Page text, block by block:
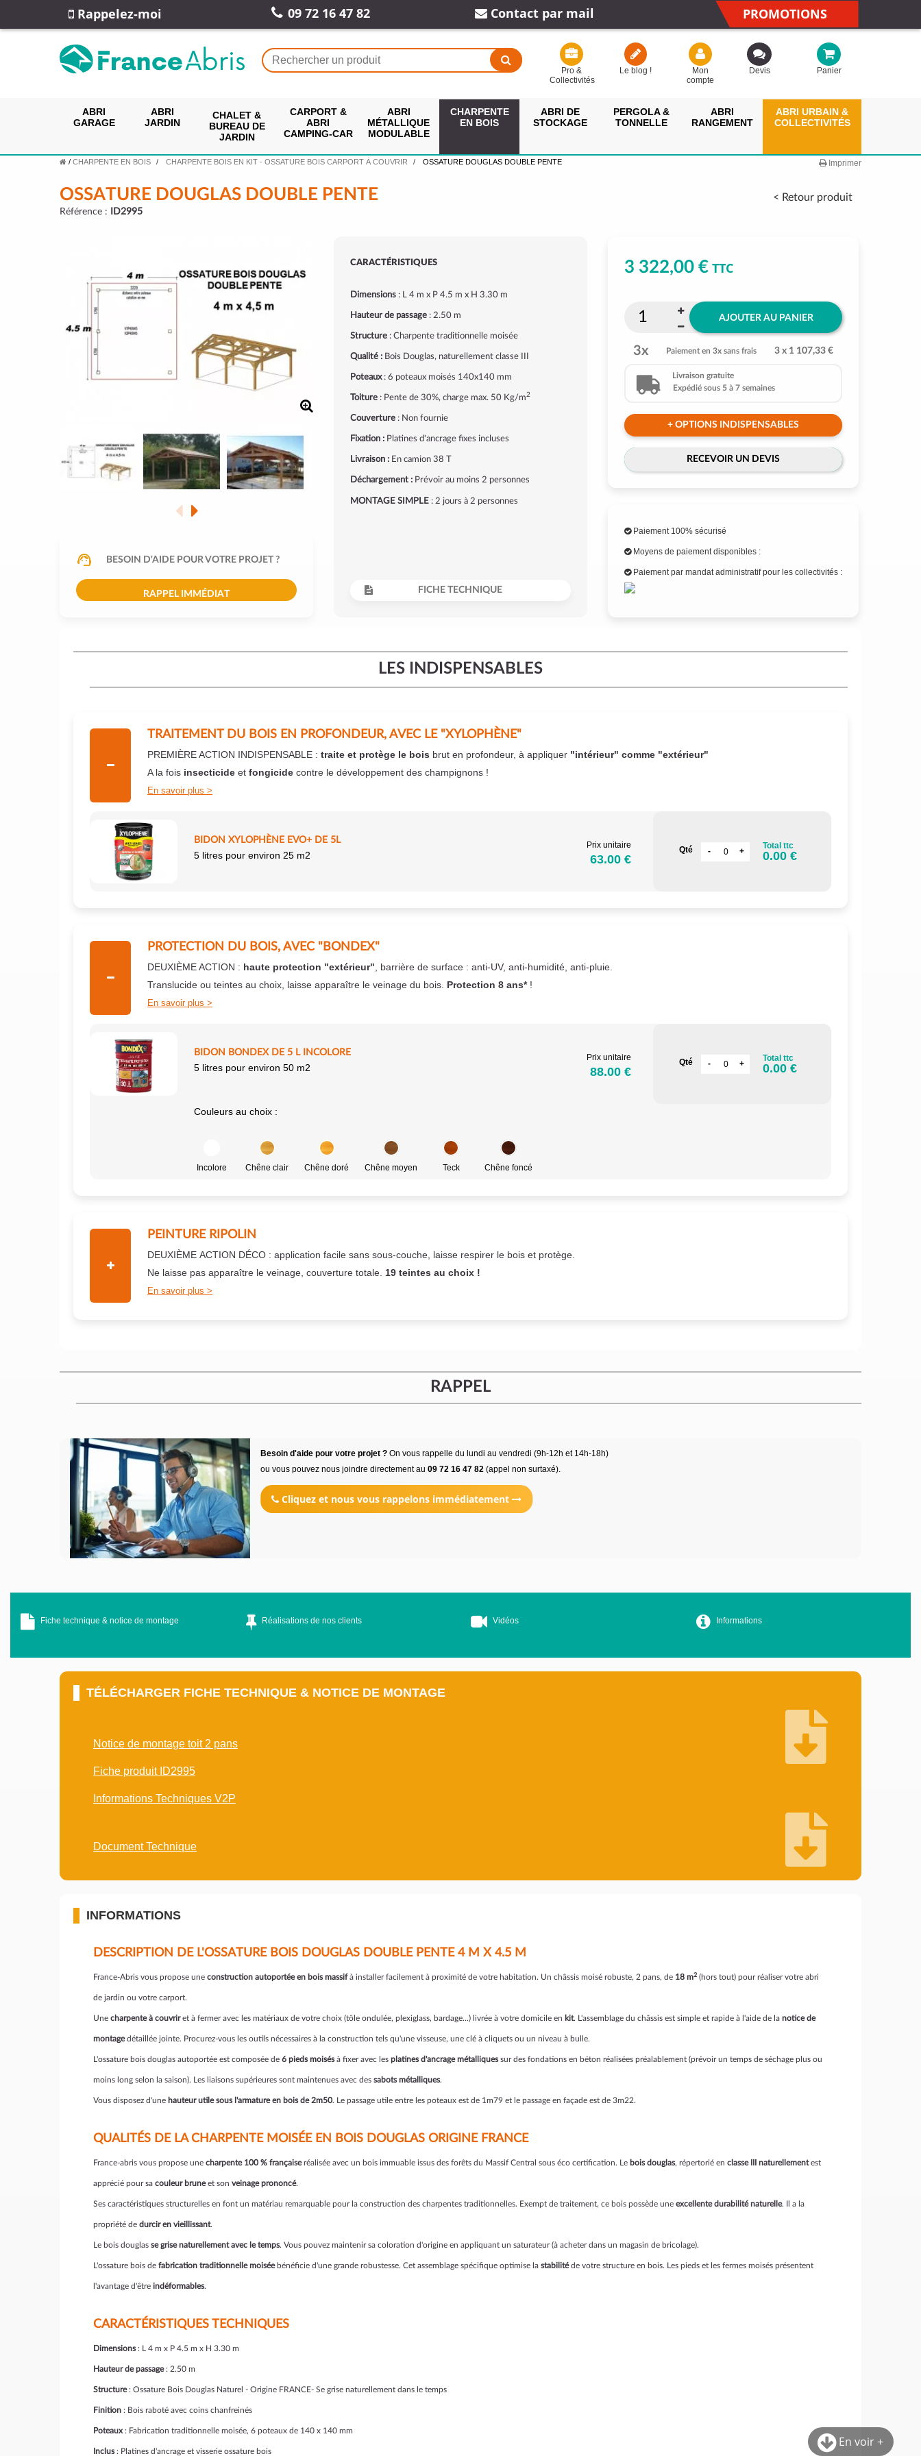
Rappelez-moi 09 72 16 47 82 Contact par mail PROMOTIONS
Pro &
Collectivités
Le blog !
Mon
compte
Devis Panier
ABRI
GARAGE
ABRI
JARDIN
CHALET &
BUREAU DE
JARDIN
CARPORT &
ABRI
CAMPING-CAR
ABRI
MÉTALLIQUE
MODULABLE
CHARPENTE
EN BOIS
ABRI DE
STOCKAGE
PERGOLA &
TONNELLE
ABRI
RANGEMENT
ABRI URBAIN &
COLLECTIVITÉS
/ CHARPENTE EN BOIS CHARPENTE BOIS EN KIT - OSSATURE BOIS CARPORT À COUVRIR OSSATURE DOUGLAS DOUBLE PENTE Imprimer
< Retour produit
OSSATURE DOUGLAS DOUBLE PENTE
Référence : ID2995
BESOIN D'AIDE POUR VOTRE PROJET ?
RAPPEL IMMÉDIAT
CARACTÉRISTIQUES
Dimensions: L 4 m x P 4.5 m x H 3.30 m
Hauteur de passage: 2.50 m
Structure: Charpente traditionnelle moisée
Qualité :Bois Douglas, naturellement classe III
Poteaux: 6 poteaux moisés 140x140 mm
Toiture: Pente de 30%, charge max. 50 Kg/m2
Couverture: Non fournie
Fixation :Platines d'ancrage fixes incluses
Livraison : En camion 38 T
Déchargement : Prévoir au moins 2 personnes
MONTAGE SIMPLE: 2 jours à 2 personnes
FICHE TECHNIQUE
3 322,00 €TTC
AJOUTER AU PANIER
3x Paiement en 3x sans frais 3 x 1 107,33 €
Livraison gratuite
Expédié sous 5 à 7 semaines
+ OPTIONS INDISPENSABLES
RECEVOIR UN DEVIS
Paiement 100% sécurisé
Moyens de paiement disponibles :
Paiement par mandat administratif pour les collectivités :
LES INDISPENSABLES
TRAITEMENT DU BOIS EN PROFONDEUR, AVEC LE "XYLOPHÈNE"
PREMIÈRE ACTION INDISPENSABLE : traite et protège le bois brut en profondeur, à appliquer "intérieur" comme "extérieur"
A la fois insecticide et fongicide contre le développement des champignons !
En savoir plus
BIDON XYLOPHÈNE EVO+ DE 5L
5 litres pour environ 25 m2
Prix unitaire
63.00 €
Qté Total ttc
0.00 €
PROTECTION DU BOIS, AVEC "BONDEX"
DEUXIÈME ACTION : haute protection "extérieur" , barrière de surface : anti-UV, anti-humidité, anti-pluie.
Translucide ou teintes au choix, laisse apparaître le veinage du bois. Protection 8 ans*!
En savoir plus
BIDON BONDEX DE 5 L INCOLORE
5 litres pour environ 50 m2
Prix unitaire
88.00 €
Qté Total ttc
0.00 €
Couleurs au choix :
Incolore Chêne clair Chêne doré Chêne moyen Teck Chêne foncé
PEINTURE RIPOLIN
DEUXIÈME ACTION DÉCO : application facile sans sous-couche, laisse respirer le bois et protège.
Ne laisse pas apparaître le veinage, couverture totale. 19 teintes au choix !
En savoir plus
RAPPEL
Besoin d'aide pour votre projet ?On vous rappelle du lundi au vendredi (9h-12h et 14h-18h)
ou vous pouvez nous joindre directement au 09 72 16 47 82(appel non surtaxé).
Cliquez et nous vous rappelons immédiatement
En voir +
Fiche technique & notice de montage Réalisations de nos clients Vidéos Informations
TÉLÉCHARGER FICHE TECHNIQUE & NOTICE DE MONTAGE
Notice de montage toit 2 pans
Fiche produit ID2995
Informations Techniques V2P
Document Technique
INFORMATIONS
DESCRIPTION DE L'OSSATURE BOIS DOUGLAS DOUBLE PENTE 4 M X 4.5 M
France-Abris vous propose une construction autoportée en bois massifà installer facilement à proximité de votre habitation. Un châssis moisé robuste, 2 pans, de 18 m2 (hors tout) pour réaliser votre abri
de jardin ou votre carport.
Une charpente à couvriret à fermer avec les matériaux de votre choix (tôle ondulée, plexiglass, bardage...) livrée à votre domicile en kit. L'assemblage du châssis est simple et rapide à l'aide de la notice de
montagedétaillée jointe. Procurez-vous les outils nécessaires à la construction tels qu'une visseuse, une clé à cliquets ou un niveau à bulle.
L'ossature bois douglas autoportée est composée de 6 pieds moisésà fixer avec les platines d'ancrage métalliquessur des fondations en béton réalisées préalablement (prévoir un temps de séchage plus ou
moins long selon la saison). Les liaisons supérieures sont maintenues avec des sabots métalliques.
Vous disposez d'une hauteur utile sous l'armature en bois de 2m50. Le passage utile entre les poteaux est de 1m79 et le passage en façade est de 3m22.
QUALITÉS DE LA CHARPENTE MOISÉE EN BOIS DOUGLAS ORIGINE FRANCE
France-abris vous propose une charpente 100 % françaiseréalisée avec un bois immuable issus des forêts du Massif Central sous éco certification. Le bois douglas, répertorié en c lasse III naturellementest
apprécié pour sa couleur bruneet son veinage prononcé.
Ses caractéristiques structurelles en font un matériau remarquable pour la construction des charpentes traditionnelles. Exempt de traitement, ce bois possède une excellente durabilité naturelle. Il a la
propriété de durcir en vieillissant.
Le bois douglas se grise naturellement avec le temps. Vous pouvez maintenir sa coloration d'origine en appliquant un saturateur (à acheter dans un magasin de bricolage).
L'ossature bois de fabrication traditionnelle moiséebénéficie d'une grande robustesse. Cet assemblage spécifique optimise la stabilitéde votre structure en bois. Les pieds et les fermes moisés présentent
l'avantage d'être indéformables.
CARACTÉRISTIQUES TECHNIQUES
Dimensions: L 4 m x P 4.5 m x H 3.30 m
Hauteur de passage: 2.50 m
Structure: Ossature Bois Douglas Naturel - Origine FRANCE- Se grise naturellement dans le temps
Finition : Bois raboté avec coins chanfreinés
Poteaux: Fabrication traditionnelle moisée, 6 poteaux de 140 x 140 mm
Inclus: Platines d'ancrage et visserie ossature bois